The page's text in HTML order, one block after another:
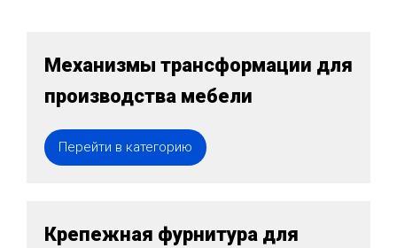
Механизмы трансформации для
производства мебели
Перейти в категорию
Крепежная фурнитура для